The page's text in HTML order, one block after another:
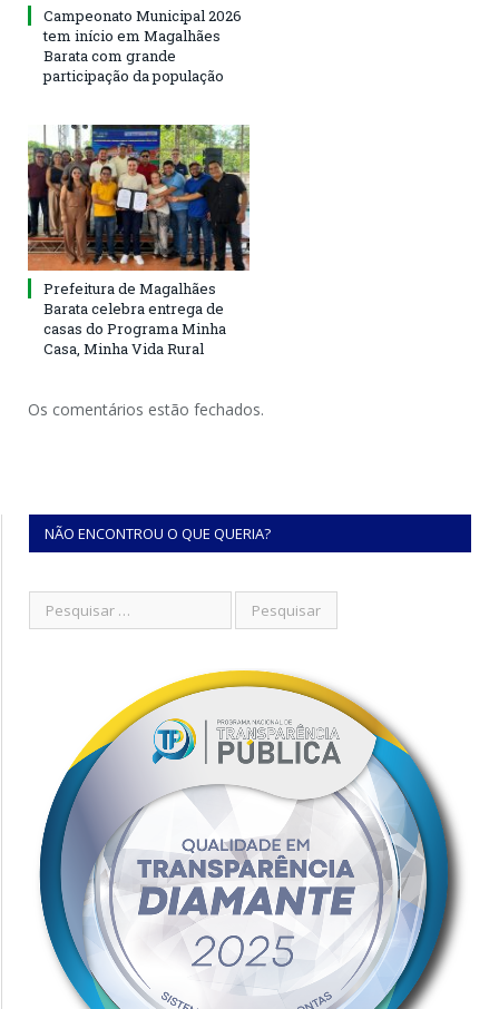
Campeonato Municipal 2026
tem início em Magalhães
Barata com grande
participação da população
Prefeitura de Magalhães
Barata celebra entrega de
casas do Programa Minha
Casa, Minha Vida Rural
Os comentários estão fechados.
NÃO ENCONTROU O QUE QUERIA?